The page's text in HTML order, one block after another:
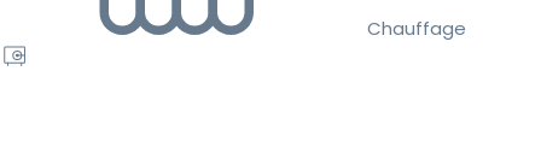
Chauffage